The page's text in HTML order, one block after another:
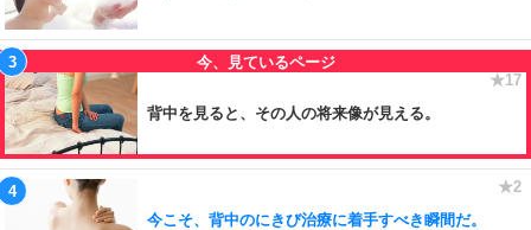
背中を見ると、その人の将来像が見える。
今こそ、背中のにきび治療に着手すべき瞬間だ。